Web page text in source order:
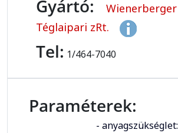
Gyártó:
Wienerberger
Téglaipari zRt.
Tel: 1/464-7040
Paraméterek:
- anyagszükséglet: